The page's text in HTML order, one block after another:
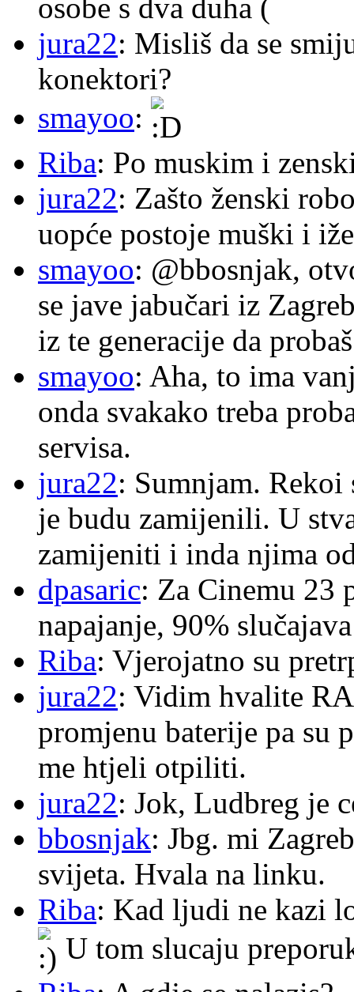
osobe s dva duha (
jura22: Misliš da se
konektori?
smayoo:
Riba: Po muskim i
jura22: Zašto ženski
uopće postoje muški i
smayoo: @bbosnjak,
se jave jabučari iz
iz te generacije da
smayoo: Aha, to ima
onda svakako treba
servisa.
jura22: Sumnjam. Rekoi
je budu zamijenili. U
zamijeniti i inda njima
dpasaric: Za Cinemu 23
napajanje, 90%
Riba: Vjerojatno su
jura22: Vidim hvalite
promjenu baterije pa su
me htjeli otpiliti.
jura22: Jok, Ludbreg je
bbosnjak: Jbg. mi
svijeta. Hvala na linku.
Riba: Kad ljudi ne kazi
U tom slucaju